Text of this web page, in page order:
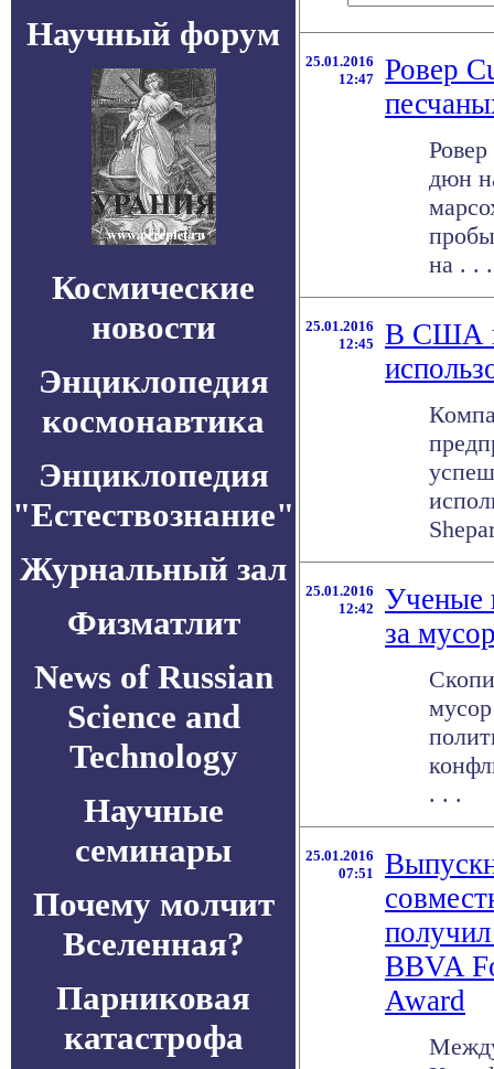
Научный форум
Космические
новости
Энциклопедия
космонавтика
Энциклопедия
"Естествознание"
Журнальный зал
Физматлит
News of Russian
Science and
Technology
Научные
семинары
Почему молчит
Вселенная?
Парниковая
катастрофа
25.01.2016
12:47
Ровер
дюн
на . . .
25.01.2016
12:45
В США
25.01.2016
12:42
Ученые
за
. . .
25.01.2016
07:51
BBVA
Award